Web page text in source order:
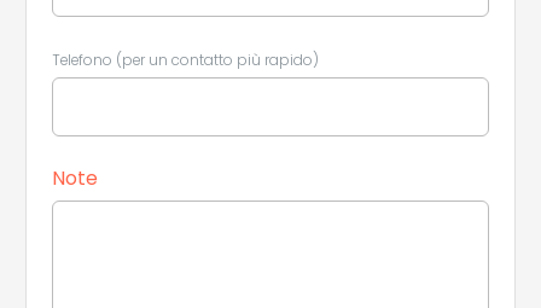
Telefono (per un contatto più rapido)
Note